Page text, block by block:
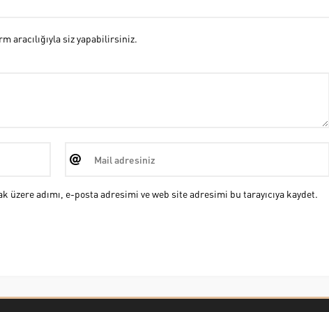
aracılığıyla siz yapabilirsiniz.
üzere adımı, e-posta adresimi ve web site adresimi bu tarayıcıya kaydet.